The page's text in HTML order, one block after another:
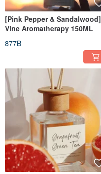
[Pink Pepper & Sandalwood]
Vine Aromatherapy 150ML
877฿